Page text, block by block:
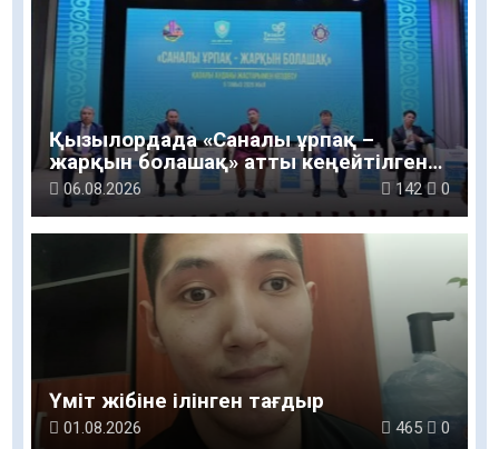
Қызылордада «Саналы ұрпақ –
жарқын болашақ» атты кеңейтілген
мәжіліс өтті
06.08.2026 142 0
Үміт жібіне ілінген тағдыр
01.08.2026 465 0